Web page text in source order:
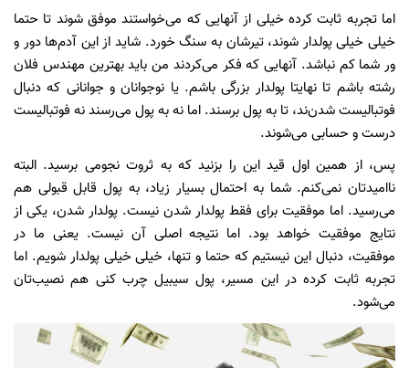
اما تجربه ثابت کرده خیلی از آنهایی که می‌خواستند موفق شوند تا حتما
خیلی خیلی پولدار شوند، تیرشان به سنگ خورد. شاید از این آدم‌ها دور و
ور شما کم نباشد. آنهایی که فکر می‌کردند من باید بهترین مهندس فلان
رشته باشم تا نهایتا پولدار بزرگی باشم. یا نوجوانان و جوانانی که دنبال
فوتبالیست شدن‌ند، تا به پول برسند. اما نه به پول می‌رسند نه فوتبالیست
درست و حسابی می‌شوند.
پس، از همین اول قید این را بزنید که به ثروت نجومی برسید. البته
ناامیدتان نمی‌کنم. شما به احتمال بسیار زیاد، به پول قابل قبولی هم
می‌رسید. اما موفقیت برای فقط پولدار شدن نیست. پولدار شدن، یکی از
نتایج موفقیت خواهد بود. اما نتیجه اصلی آن نیست. یعنی ما در
موفقیت، دنبال این نیستیم که حتما و تنها، خیلی خیلی پولدار شویم. اما
تجربه ثابت کرده در این مسیر، پول سیبیل چرب کنی هم نصیب‌تان
می‌شود.